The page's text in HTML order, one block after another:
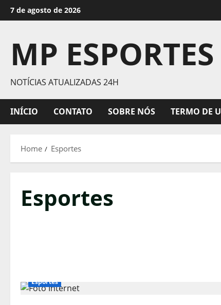
Skip
to
7 de agosto de 2026
MP ESPORTES
NOTÍCIAS ATUALIZADAS 24H
INÍCIO CONTATO SOBRE NÓS TERMO DE
Home Esportes
Esportes
Esportes